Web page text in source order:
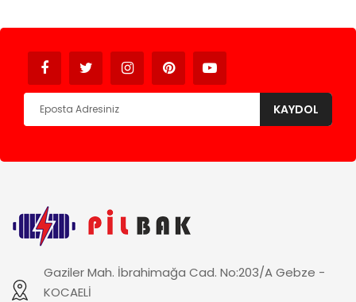
KAYDOL
Gaziler Mah. İbrahimağa Cad. No:203/A Gebze -
KOCAELİ